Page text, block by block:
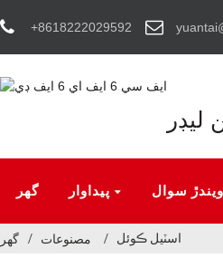
+8618222029592
گهر پيداوار سوال
گھر مصنوعات اسٽيل ڪوئل